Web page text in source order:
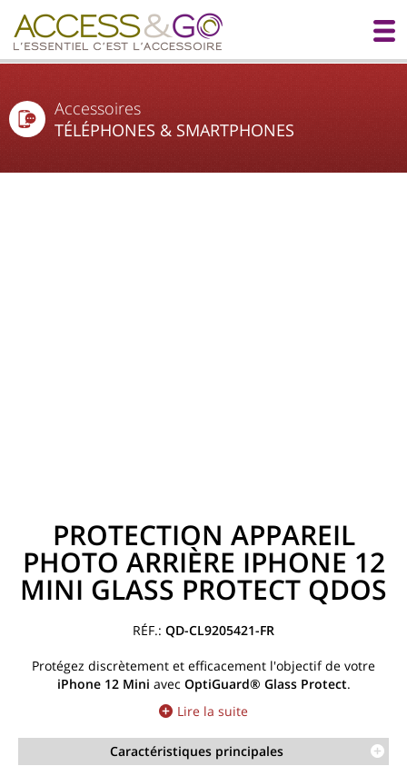
Accessoires
TÉLÉPHONES & SMARTPHONES
PROTECTION APPAREIL
PHOTO ARRIÈRE IPHONE 12
MINI GLASS PROTECT QDOS
QD-CL9205421-FR
Protégez discrètement et efficacement l'objectif de votre
iPhone 12 Mini avec OptiGuard® Glass Protect.
Lire la suite
Caractéristiques principales